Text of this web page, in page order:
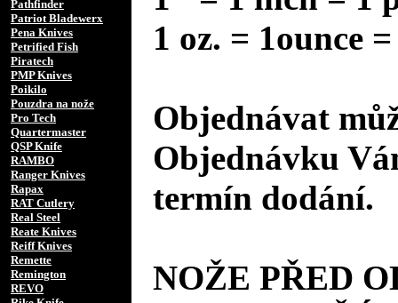
Pathfinder
Patriot Bladewerx
Pena Knives
Petrified Fish
Piratech
PMP Knives
Poikilo
Pouzdra na nože
Pro Tech
Quartermaster
QSP Knife
RAMBO
Ranger Knives
Rapax
RAT Cutlery
Real Steel
Reate Knives
Reiff Knives
Remette
Remington
REVO
1 oz. = 1ounce
Objednávat
Objednávku
termín dodání.
NOŽE PŘED